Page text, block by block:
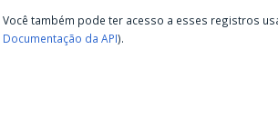
Você também pode ter acesso a esses registros
Documentação da API).